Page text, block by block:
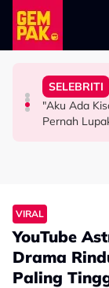
Skip to main
SELEBRITI
Bukan
"Ini Namanya
HIBURAN
Intan
Nama…
SELEBRITI
"Aku Ada
Pernah
HIBURAN
Mahu Bantu
Asaddok
VIRAL
YouTube
Drama
Paling